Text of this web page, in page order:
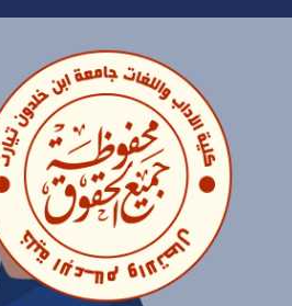
Skip